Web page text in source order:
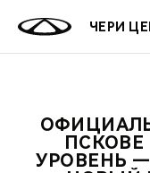
ЧЕРИ
УРОВЕНЬ